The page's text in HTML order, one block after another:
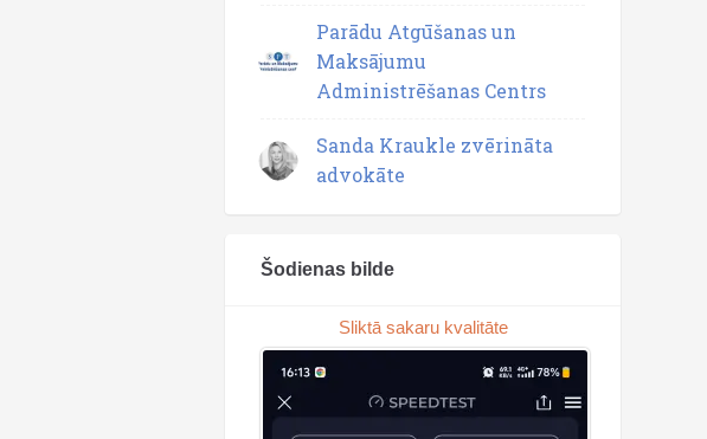
Parādu Atgūšanas un
Maksājumu
Administrēšanas Centrs
Sanda Kraukle zvērināta
advokāte
Šodienas bilde
Sliktā sakaru kvalitāte